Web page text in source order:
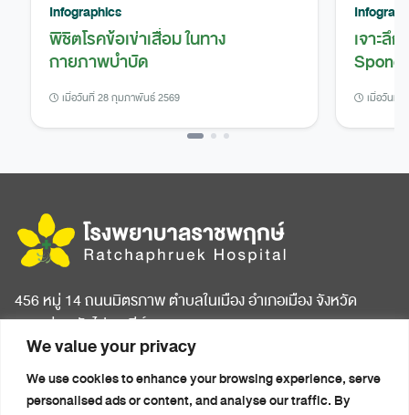
We value your privacy
We use cookies to enhance your browsing experience, serve
personalised ads or content, and analyse our traffic. By
Infographics
พิชิตโรคข้อเข่าเสื่อม ในทาง
กายภาพบำบัด
เมื่อวันที่ 28 กุมภาพันธ์ 2569
เจาะลึ
เมื่อวันที่
456 หมู่ 14 ถนนมิตรภาพ ตำบลในเมือง อำเภอเมือง จังหวัด
ขอนแก่น รหัสไปรษณีย์ 40000
หน้าแรก
เกี่ยวกับโรงพยาบาล
บทความสุขภาพ
ข่าวประชาสัมพันธ์